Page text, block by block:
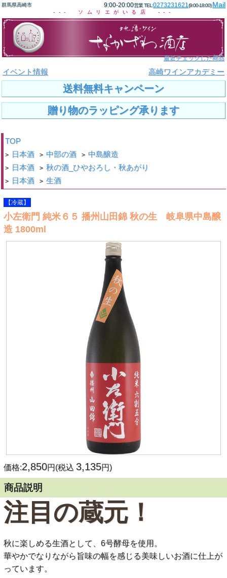
群馬県高崎市 9:00-20:00営業 TEL:0273231621(9:00-18:00)Mail
--- ソムリエがいる店 ---
最近チェックした商品
イベント情報 高崎ワインアカデミー
送料無料キャンペーン
贈り物のラッピング承ります
TOP
> 日本酒 > 中部の酒 > 中島醸造
> 日本酒 > 秋の酒_ひやおろし・秋あがり
> 日本酒 > 生酒
【冷蔵】
小左衛門 純米６５ 播州山田錦 秋の生 岐阜県中島醸
造 1800ml
価格:2,850円(税込 3,135円)
商品説明
注目の蔵元！
秋に楽しめる生酒として、6号酵母を使用。
華やかでなりながら旨味の幅を感じる美味しいお酒に仕上が
っています。